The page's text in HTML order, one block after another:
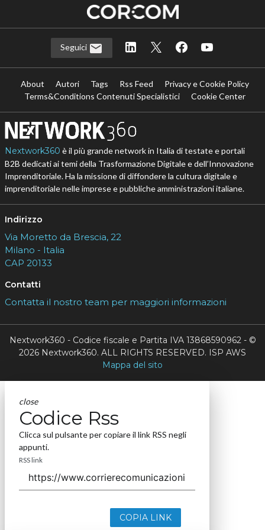
Seguici
About Autori Tags Rss Feed
Privacy e Cookie Policy
Terms&Conditions Contenuti Specialistici
Cookie Center
Nextwork360 è il più grande network in Italia di testate e portali
B2B dedicati ai temi della Trasformazione Digitale e dell’Innovazione
Imprenditoriale. Ha la missione di diffondere la cultura digitale e
imprenditoriale nelle imprese e pubbliche amministrazioni italiane.
Indirizzo
Via Moretto da Brescia, 22
Milano - Italia
CAP 20133
Contatti
Contatta il nostro team per maggiori informazioni
Nextwork360 - Codice fiscale e Partita IVA 13868590962 - ©
2026 Nextwork360. ALL RIGHTS RESERVED. ISP AWS
Mappa del sito
close
Codice Rss
Clicca sul pulsante per copiare il link RSS negli
appunti.
RSS link
COPIA LINK